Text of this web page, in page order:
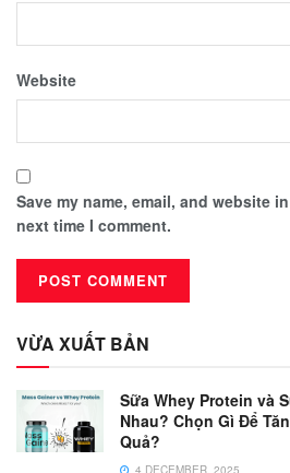
Website
Save my name, email, and website
next time I comment.
VỪA XUẤT BẢN
Sữa Whey Protein và
Nhau? Chọn Gì Để
Quả?